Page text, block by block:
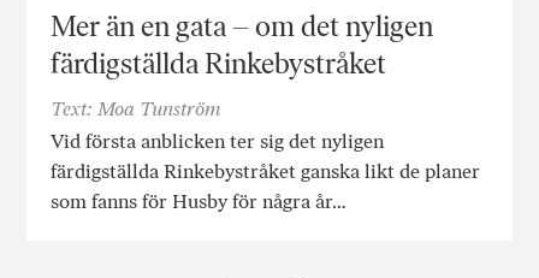
Mer än en gata – om det nyligen
färdigställda Rinkebystråket
Text: Moa Tunström
Vid första anblicken ter sig det nyligen
färdigställda Rinkebystråket ganska likt de planer
som fanns för Husby för några år…